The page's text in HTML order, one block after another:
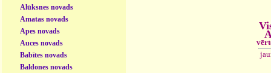
Alūksnes novads
Amatas novads
Apes novads
Auces novads
Babītes novads
Baldones novads